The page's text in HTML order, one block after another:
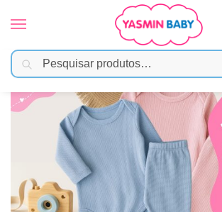
Início 3 conjunto canelado por R$89,70